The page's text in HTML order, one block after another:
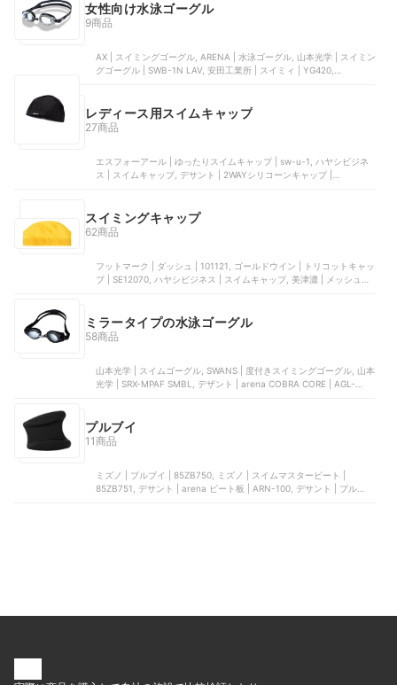
女性向け水泳ゴーグル
9商品
AX | スイミングゴーグル, ARENA | 水泳ゴーグル, 山本光学 | スイミン
グゴーグル | ‎SWB-1N LAV, 安田工業所 | スイミィ | YG420,
レディース用スイムキャップ
27商品
エスフォーアール | ゆったりスイムキャップ | sw-u-1, ハヤシビジネ
ス | スイムキャップ, デサント | 2WAYシリコーンキャップ |
スイミングキャップ
62商品
フットマーク | ダッシュ | 101121, ゴールドウイン | トリコットキャッ
プ | SE12070, ハヤシビジネス | スイムキャップ, 美津濃 | メッシュキ
ミラータイプの水泳ゴーグル
58商品
山本光学 | スイムゴーグル, SWANS | 度付きスイミングゴーグル, 山本
光学 | SRX-MPAF SMBL, デザント | arena COBRA CORE | AGL-
プルブイ
11商品
ミズノ | プルブイ | 85ZB750, ミズノ | スイムマスタービート |
85ZB751, デサント | arena ビート板 | ARN-100, デサント | プルキッ